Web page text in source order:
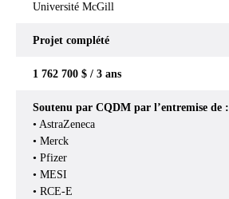
Université McGill
Projet complété
1 762 700 $ / 3 ans
Soutenu par CQDM par l’entremise de :
• AstraZeneca
• Merck
• Pfizer
• MESI
• RCE-E